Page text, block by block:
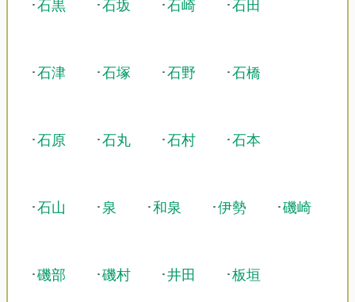
･石黒 ･石坂 ･石崎 ･石田
･石津 ･石塚 ･石野 ･石橋
･石原 ･石丸 ･石村 ･石本
･石山 ･泉 ･和泉 ･伊勢 ･磯崎
･磯部 ･磯村 ･井田 ･板垣